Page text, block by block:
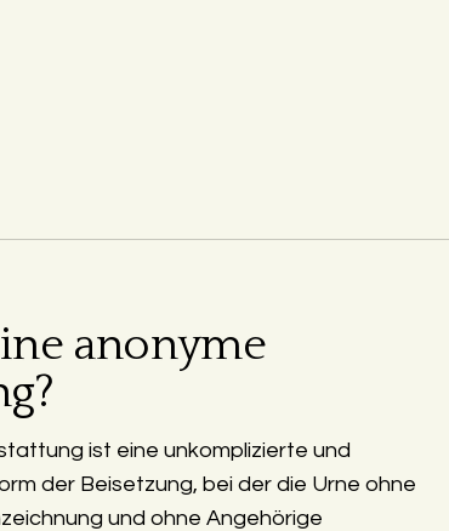
anonyme
ist eine unkomplizierte und
der Beisetzung, bei der die Urne ohne
und ohne Angehörige